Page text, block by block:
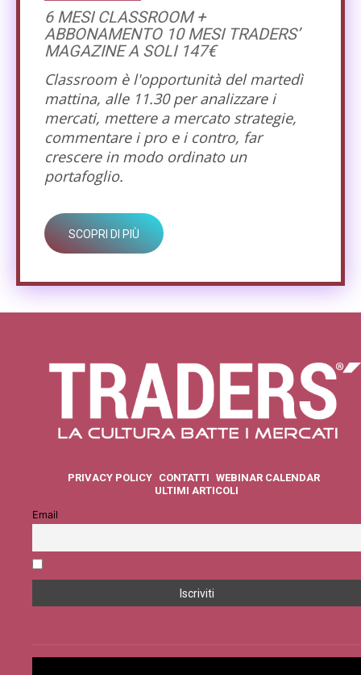
6 MESI CLASSROOM +
ABBONAMENTO 10 MESI TRADERS’
MAGAZINE A SOLI 147€
Classroom è l'opportunità del martedì
mattina, alle 11.30 per analizzare i
mercati, mettere a mercato strategie,
commentare i pro e i contro, far
crescere in modo ordinato un
portafoglio.
SCOPRI DI PIÙ
PRIVACY POLICY CONTATTI WEBINAR CALENDAR
ULTIMI ARTICOLI
Email